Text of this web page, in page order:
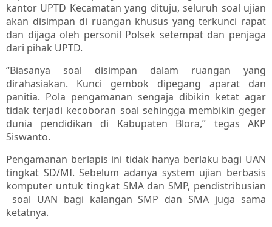
kantor UPTD Kecamatan yang dituju, seluruh soal ujian
akan disimpan di ruangan khusus yang terkunci rapat
dan dijaga oleh personil Polsek setempat dan penjaga
dari pihak UPTD.
“Biasanya soal disimpan dalam ruangan yang
dirahasiakan. Kunci gembok dipegang aparat dan
panitia. Pola pengamanan sengaja dibikin ketat agar
tidak terjadi kecoboran soal sehingga membikin geger
dunia pendidikan di Kabupaten Blora,” tegas AKP
Siswanto.
Pengamanan berlapis ini tidak hanya berlaku bagi UAN
tingkat SD/MI. Sebelum adanya system ujian berbasis
komputer untuk tingkat SMA dan SMP, pendistribusian
soal UAN bagi kalangan SMP dan SMA juga sama
ketatnya.